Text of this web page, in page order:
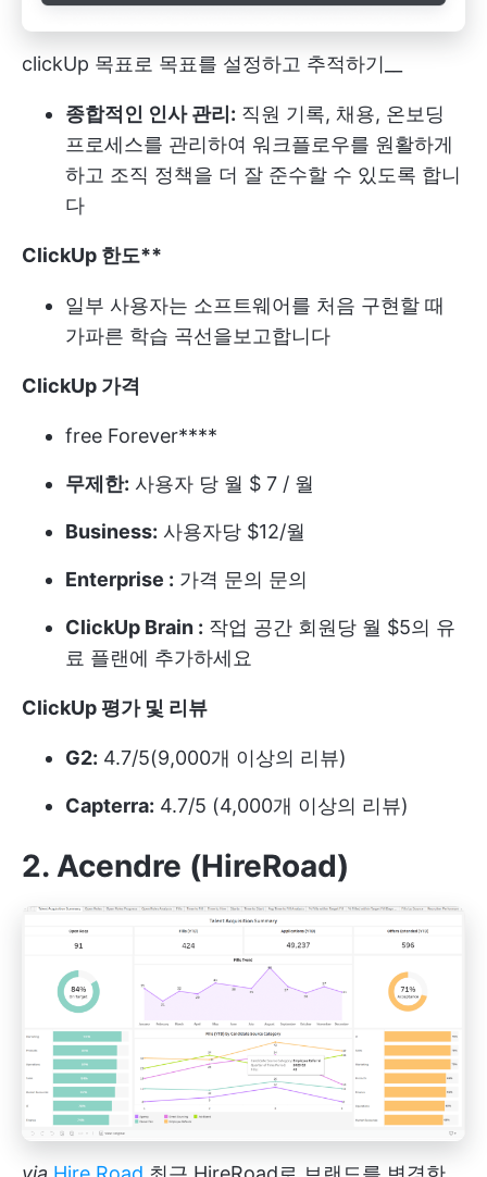
clickUp 목표로 목표를 설정하고 추적하기__
종합적인 인사 관리: 직원 기록, 채용, 온보딩
프로세스를 관리하여 워크플로우를 원활하게
하고 조직 정책을 더 잘 준수할 수 있도록 합니
다
ClickUp 한도**
일부 사용자는 소프트웨어를 처음 구현할 때
가파른 학습 곡선을보고합니다
ClickUp 가격
free Forever****
무제한: 사용자 당 월 $ 7 / 월
Business: 사용자당 $12/월
Enterprise : 가격 문의 문의
ClickUp Brain : 작업 공간 회원당 월 $5의 유
료 플랜에 추가하세요
ClickUp 평가 및 리뷰
G2: 4.7/5(9,000개 이상의 리뷰)
Capterra: 4.7/5 (4,000개 이상의 리뷰)
2. Acendre (HireRoad)